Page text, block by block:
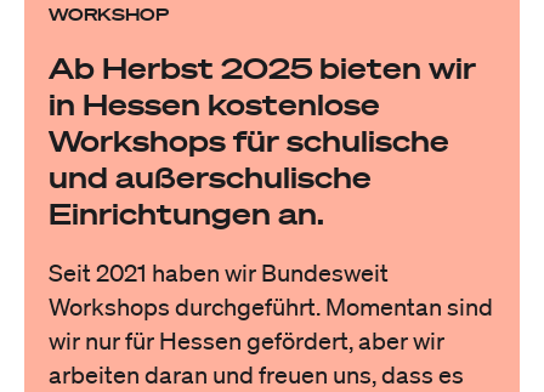
WORKSHOP
Ab Herbst 2025 bieten wir
in Hessen kostenlose
Workshops für schulische
und außerschulische
Einrichtungen an.
Seit 2021 haben wir Bundesweit
Workshops durchgeführt. Momentan sind
wir nur für Hessen gefördert, aber wir
arbeiten daran und freuen uns, dass es